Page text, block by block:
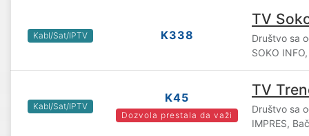
Kabl/Sat/IPTV K338
TV
Društvo sa
SOKO
Kabl/Sat/IPTV
K45
Dozvola prestala da važi
TV
Društvo sa
IMPRES,